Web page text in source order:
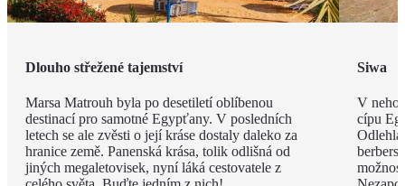
Dlouho střežené tajemství
Marsa Matrouh byla po desetiletí oblíbenou
destinací pro samotné Egypťany. V posledních
letech se ale zvěsti o její kráse dostaly daleko za
hranice země. Panenská krása, tolik odlišná od
jiných megaletovisek, nyní láká cestovatele z
Siwa
V
cípu
Odlehlá